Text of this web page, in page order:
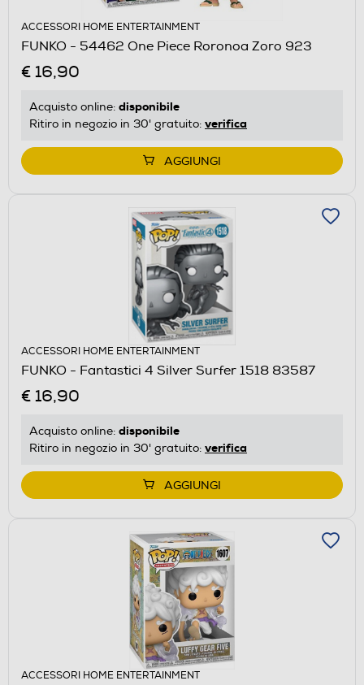
ACCESSORI HOME ENTERTAINMENT
FUNKO - 54462 One Piece Roronoa Zoro 923
€ 16,90
Acquisto online: disponibile
Ritiro in negozio in 30' gratuito: verifica
AGGIUNGI
ACCESSORI HOME ENTERTAINMENT
FUNKO - Fantastici 4 Silver Surfer 1518 83587
€ 16,90
Acquisto online: disponibile
Ritiro in negozio in 30' gratuito: verifica
AGGIUNGI
ACCESSORI HOME ENTERTAINMENT